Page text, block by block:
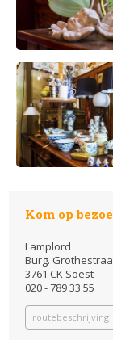
Kom op
Lamplord
Burg.
3761 CK Soest
020 - 789 33 55
routebeschrijving